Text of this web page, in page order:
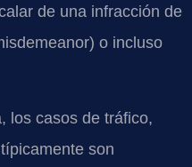
de una infracción de
o incluso
los casos de tráfico,
son